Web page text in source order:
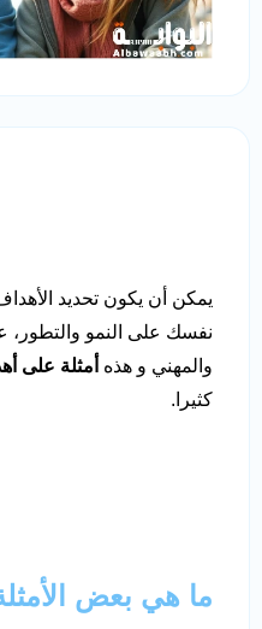
يمكن أن يكون تحديد
نفسك على النمو
والمهني و هذه أمثلة على
كثيرا.
ما هي بعض